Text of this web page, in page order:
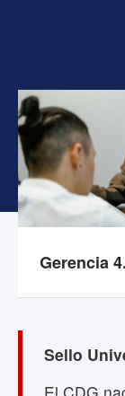
Gerencia
Sello